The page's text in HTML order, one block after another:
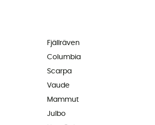
Fjällräven
Columbia
Scarpa
Vaude
Mammut
Julbo